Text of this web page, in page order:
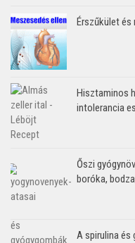
Érszűkület és
Hisztaminos
intolerancia
Őszi
boróka,
A spirulina és